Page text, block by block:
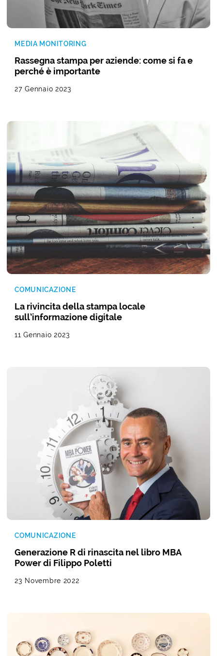
MEDIA MONITORING
Rassegna stampa per aziende: come si fa e
perché è importante
27 Gennaio 2023
COMUNICAZIONE
La rivincita della stampa locale
sull’informazione digitale
11 Gennaio 2023
COMUNICAZIONE
Generazione R di rinascita nel libro MBA
Power di Filippo Poletti
23 Novembre 2022